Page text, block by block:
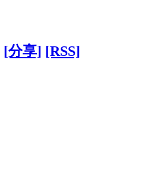
[分享] [RSS]